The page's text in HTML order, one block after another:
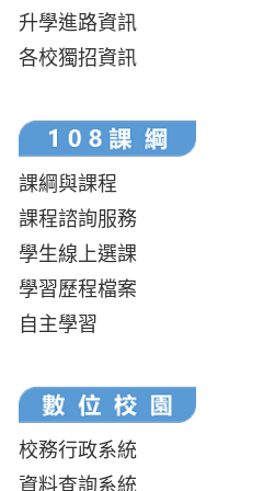
升學進路資訊
各校獨招資訊
課綱與課程
課程諮詢服務
學生線上選課
學習歷程檔案
自主學習
校務行政系統
資料查詢系統